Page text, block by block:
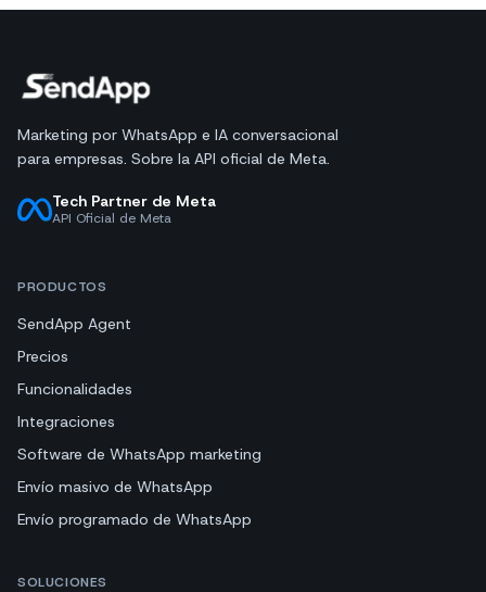
Marketing por WhatsApp e IA conversacional
para empresas. Sobre la API oficial de Meta.
Tech Partner de Meta
API Oficial de Meta
PRODUCTOS
SendApp Agent
Precios
Funcionalidades
Integraciones
Software de WhatsApp marketing
Envío masivo de WhatsApp
Envío programado de WhatsApp
SOLUCIONES